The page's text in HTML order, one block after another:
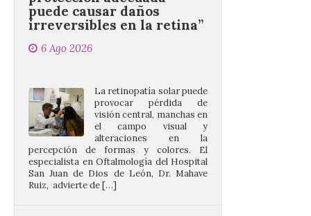
6 Ago 2026
el campo visual y
alteraciones en la
percepción de formas y colores. El
especialista en Oftalmología del Hospital
San Juan de Dios de León, Dr. Mahave
Ruiz, advierte de […]